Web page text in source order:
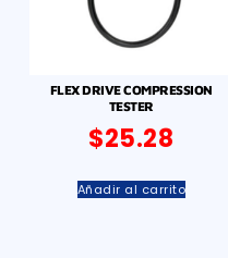
FLEX DRIVE COMPRESSION
TESTER
$25.28
Añadir al carrito